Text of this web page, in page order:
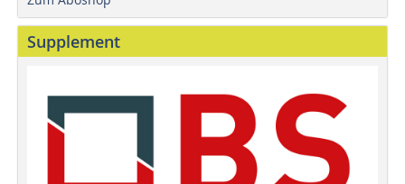
Supplement